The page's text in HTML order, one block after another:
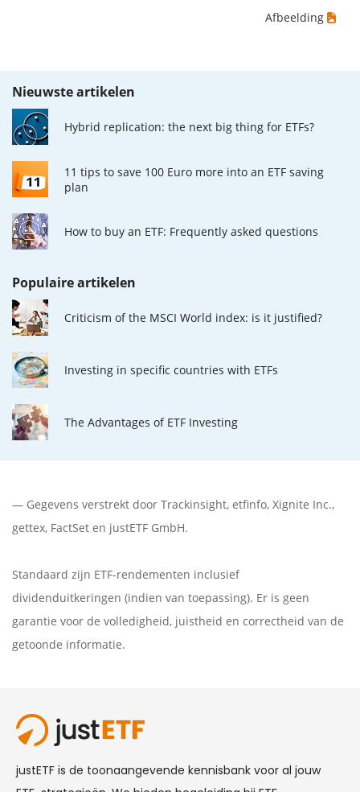
Afbeelding
Nieuwste artikelen
Hybrid replication: the next big thing for ETFs?
11 tips to save 100 Euro more into an ETF saving
plan
How to buy an ETF: Frequently asked questions
Populaire artikelen
Criticism of the MSCI World index: is it justified?
Investing in specific countries with ETFs
The Advantages of ETF Investing
— Gegevens verstrekt door Trackinsight, etfinfo, Xignite Inc.,
gettex, FactSet en justETF GmbH.
Standaard zijn ETF-rendementen inclusief
dividenduitkeringen (indien van toepassing). Er is geen
garantie voor de volledigheid, juistheid en correctheid van de
getoonde informatie.